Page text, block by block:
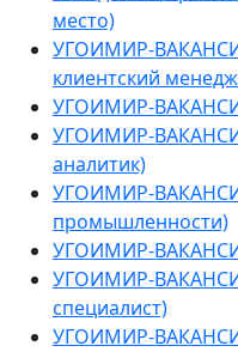
место)
УГОИМИР-
клиентский
УГОИМИР-
УГОИМИР-
аналитик)
УГОИМИР-
промышленности)
УГОИМИР-
УГОИМИР-
специалист)
УГОИМИР-